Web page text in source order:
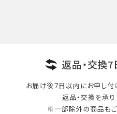
返品・交換
お届け後7日以内にお申し付
返品・交換を承り
※一部除外の商品も